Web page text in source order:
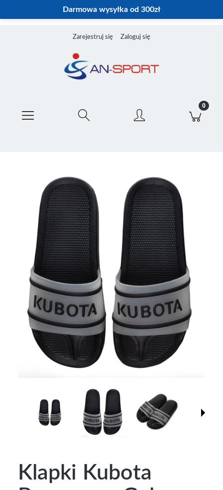
Darmowa wysyłka od 300zł
Zarejestruj się Zaloguj się
Klapki Kubota